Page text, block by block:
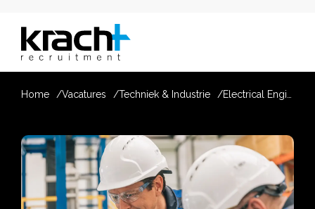
Home Vacatures Techniek & Industrie